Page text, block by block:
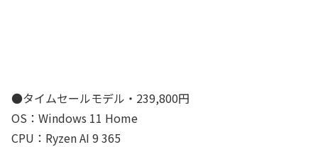
●タイムセールモデル・239,800円
OS：Windows 11 Home
CPU：Ryzen AI 9 365